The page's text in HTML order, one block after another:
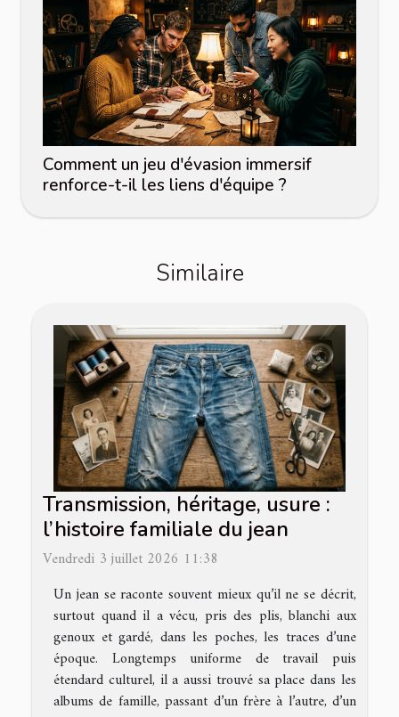
Comment un jeu d'évasion immersif
renforce-t-il les liens d'équipe ?
Similaire
Transmission, héritage, usure :
l’histoire familiale du jean
Vendredi 3 juillet 2026 11:38
Un jean se raconte souvent mieux qu’il ne se décrit,
surtout quand il a vécu, pris des plis, blanchi aux
genoux et gardé, dans les poches, les traces d’une
époque. Longtemps uniforme de travail puis
étendard culturel, il a aussi trouvé sa place dans les
albums de famille, passant d’un frère à l’autre, d’un